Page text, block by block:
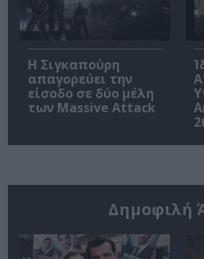
Η Σιγκαπούρη
απαγορεύει την
είσοδο σε δύο μέλη
των Massive Attack
Δημοφιλή